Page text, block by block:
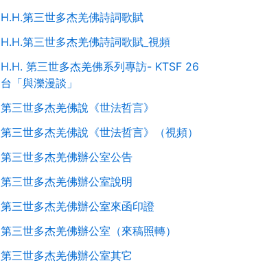
H.H.第三世多杰羌佛詩詞歌賦
H.H.第三世多杰羌佛詩詞歌賦_視頻
H.H. 第三世多杰羌佛系列專訪- KTSF 26
台「與濼漫談」
第三世多杰羌佛說《世法哲言》
第三世多杰羌佛說《世法哲言》（視頻）
第三世多杰羌佛辦公室公告
第三世多杰羌佛辦公室說明
第三世多杰羌佛辦公室來函印證
第三世多杰羌佛辦公室（來稿照轉）
第三世多杰羌佛辦公室其它